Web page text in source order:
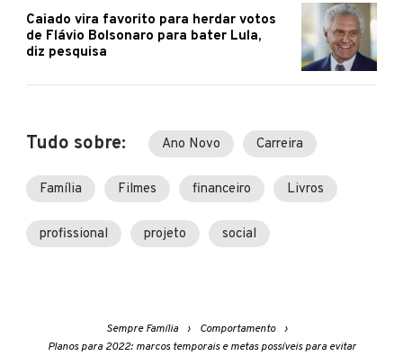
Caiado vira favorito para herdar votos
de Flávio Bolsonaro para bater Lula,
diz pesquisa
Tudo sobre: Ano Novo Carreira
Família Filmes financeiro Livros
profissional projeto social
Sempre Família
Comportamento
Planos para 2022: marcos temporais e metas possíveis para evitar